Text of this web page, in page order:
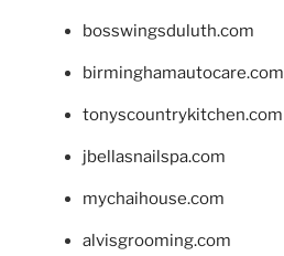
bosswingsduluth.com
birminghamautocare.com
tonyscountrykitchen.com
jbellasnailspa.com
mychaihouse.com
alvisgrooming.com